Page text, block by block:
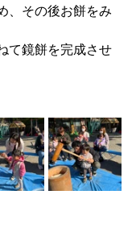
、その後お餅をみ
て鏡餅を完成させ